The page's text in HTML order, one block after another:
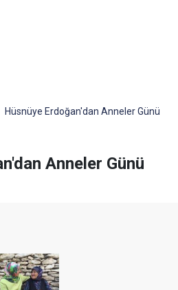
Hüsnüye Erdoğan'dan Anneler Günü
Anneler Günü